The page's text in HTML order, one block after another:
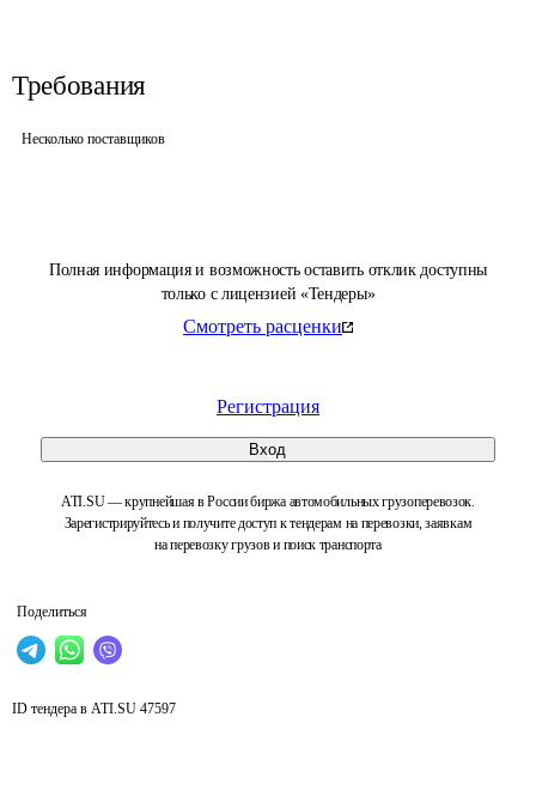
Полная информация и возможность оставить отклик доступны
только с лицензией «Тендеры»
Смотреть расценки
Регистрация
Вход
ATI.SU — крупнейшая в России биржа автомобильных грузоперевозок.
Зарегистрируйтесь и получите доступ к тендерам на перевозки, заявкам
на перевозку грузов и поиск транспорта
Поделиться
Требования
Несколько поставщиков
ID тендера в ATI.SU 47597